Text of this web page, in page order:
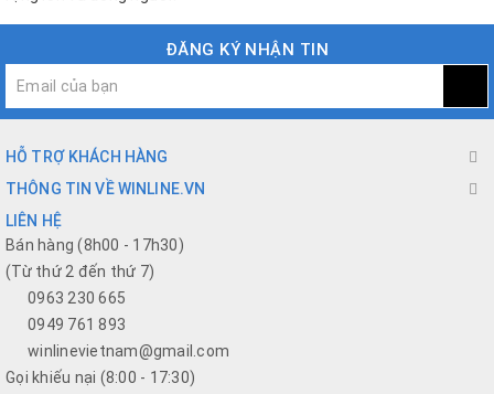
ĐĂNG KÝ NHẬN TIN
HỖ TRỢ KHÁCH HÀNG
THÔNG TIN VỀ WINLINE.VN
LIÊN HỆ
Bán hàng (8h00 - 17h30)
(Từ thứ 2 đến thứ 7)
0963 230 665
0949 761 893
winlinevietnam@gmail.com
Gọi khiếu nại (8:00 - 17:30)